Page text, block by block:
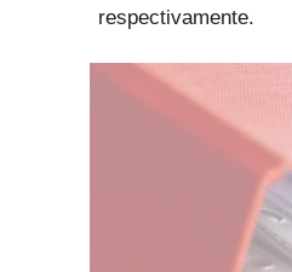
respectivamente.